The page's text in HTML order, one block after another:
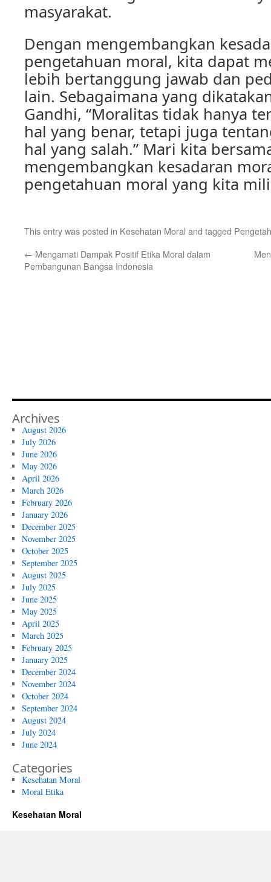
masyarakat.
Dengan mengembangkan
pengetahuan moral, kita dapat
lebih bertanggung jawab dan
lain. Sebagaimana yang
Gandhi, “Moralitas tidak hanya
hal yang benar, tetapi juga
hal yang salah.” Mari kita
mengembangkan kesadaran
pengetahuan moral yang kita
This entry was posted in Kesehatan Moral and tagged
← Mengamati Dampak Positif Etika Moral dalam
Pembangunan Bangsa Indonesia
Archives
August 2026
July 2026
June 2026
May 2026
April 2026
March 2026
February 2026
January 2026
December 2025
November 2025
October 2025
September 2025
August 2025
July 2025
June 2025
May 2025
April 2025
March 2025
February 2025
January 2025
December 2024
November 2024
October 2024
September 2024
August 2024
July 2024
June 2024
Categories
Kesehatan Moral
Moral Etika
Kesehatan Moral